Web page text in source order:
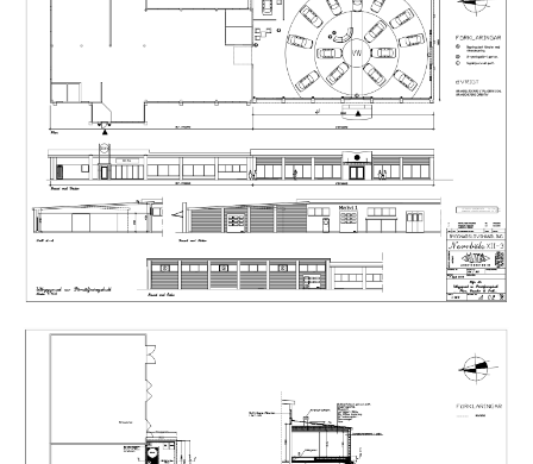
Fastigheten omfattar även bostadsutrymmen om ca 90
m², vilket skapar ytterligare flexibilitet för exempelvis
förvaltare, personal, övernattning eller kompletterande
verksamhetsändamål. Tekniskt är fastigheten ansluten
till kommunalt vatten och avlopp samt elnät via
Mariehamns Energi. Uppvärmning sker via fjärrvärme och
fastigheten erbjuder därmed en stabil och välfungerande
teknisk grund för fortsatt drift.
En av fastighetens mest intressanta framtidsaspekter är
den betydande kvarvarande byggnadsrätten. Enligt
gällande detaljplan uppgår e-talet till 0,5 vilket innebär
en total möjlig byggnadsvolym om ca 4 210 m². Med
dagens byggnadsbestånd finns således ytterligare
utvecklingspotential för den aktör som önskar
expandera, komplettera eller långsiktigt utveckla